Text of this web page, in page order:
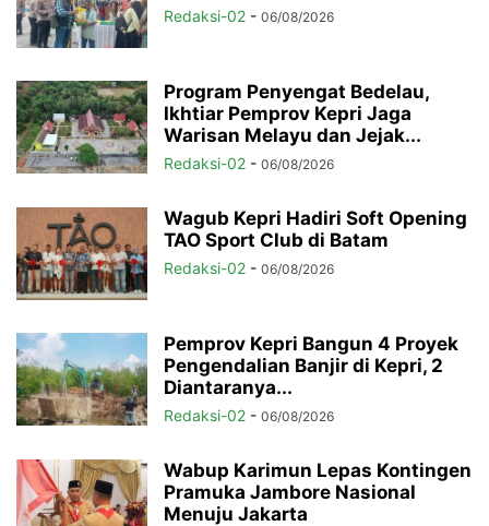
Redaksi-02 - 06/08/2026
Program Penyengat Bedelau,
Ikhtiar Pemprov Kepri Jaga
Warisan Melayu dan Jejak...
Redaksi-02 - 06/08/2026
Wagub Kepri Hadiri Soft Opening
TAO Sport Club di Batam
Redaksi-02 - 06/08/2026
Pemprov Kepri Bangun 4 Proyek
Pengendalian Banjir di Kepri, 2
Diantaranya...
Redaksi-02 - 06/08/2026
Wabup Karimun Lepas Kontingen
Pramuka Jambore Nasional
Menuju Jakarta